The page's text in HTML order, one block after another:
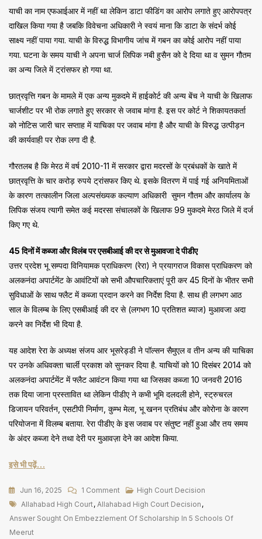
याची का नाम एफआईआर में नहीं था लेकिन डाटा फीडिंग का आरोप लगाते हुए आरोपपत्र
दाखिल किया गया है जबकि विवेचना अधिकारी ने स्वयं माना कि डाटा के संदर्भ कोई
साक्ष्य नहीं पाया गया. याची के विरुद्ध विभागीय जांच में गबन का कोई आरोप नहीं पाया
गया. घटना के समय याची ने अपना चार्ज लिपिक नबी हुसैन को दे दिया था व सुमन गौतम
का अन्य जिले में ट्रांसफर हो गया था.
छात्रवृत्ति गबन के मामले में एक अन्य मुकदमे में हाईकोर्ट की अन्य बेंच ने याची के खिलाफ
चार्जशीट पर भी रोक लगाते हुए सरकार से जवाब मांगा है. इस पर कोर्ट ने शिकायतकर्ता
को नोटिस जारी चार सप्ताह में याचिका पर जवाब मांगा है और याची के विरुद्ध उत्पीड़न
की कार्यवाही पर रोक लगा दी है.
गौरतलब है कि मेरठ में वर्ष 2010-11 में सरकार द्वारा मदरसों के प्रबंधकों के खाते में
छात्रवृत्ति के चार करोड़ रुपये ट्रांसफर किए थे. इसके वितरण में पाई गई अनियमिताओं
के कारण तत्कालीन जिला अल्पसंख्यक कल्याण अधिकारी सुमन गौतम और कार्यालय के
लिपिक संजय त्यागी समेत कई मदरसा संचालकों के खिलाफ 99 मुकदमे मेरठ जिले में दर्ज
किए गए थे.
45 दिनों में कब्जा और विलंब पर एसबीआई की दर से मुआवजा दे पीडीए
उत्तर प्रदेश भू सम्पदा विनियामक प्राधिकरण (रेरा) ने प्रयागराज विकास प्राधिकरण को
अलकनंदा अपार्टमेंट के आवंटियों को सभी औपचारिकताएं पूरी कर 45 दिनों के भीतर सभी
सुविधाओं के साथ फ्लैट में कब्जा प्रदान करने का निर्देश दिया है. साथ ही लगभग आठ
साल के विलम्ब के लिए एसबीआई की दर से (लगभग 10 प्रतिशत ब्याज) मुआवजा अदा
करने का निर्देश भी दिया है.
यह आदेश रेरा के अध्यक्ष संजय आर भूसरेड्डी ने पॉल्सन सैमुएल व तीन अन्य की याचिका
पर उनके अधिवक्ता चार्ली प्रकाश को सुनकर दिया है. याचियों को 10 दिसंबर 2014 को
अलकनंदा अपार्टमेंट में फ्लैट आवंटन किया गया था जिसका कब्जा 10 जनवरी 2016
तक दिया जाना प्रस्तावित था लेकिन पीडीए ने कभी भूमि दलदली होने, स्ट्रुचरल
डिजायन परिवर्तन, एसटीपी निर्माण, कुम्भ मेला, भू खनन प्रतिबंध और कोरोना के कारण
परियोजना में विलम्ब बताया. रेरा पीडीए के इस जवाब पर संतुष्ट नहीं हुआ और तय समय
के अंदर कब्जा देने तथा देरी पर मुआवज़ा देने का आदेश किया.
इसे भी पढ़ें…
Jun 16, 2025 1 CommentOn
मेरठ
के
High Court Decision
Tags
Allahabad High Court, Allahabad High Court Decision ,
Answer Sought On Embezzlement Of Scholarship In 5 Schools Of
Meerut